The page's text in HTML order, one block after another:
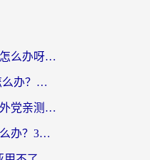
汽水到国外不能用了吗怎么办呀？海外党追剧看片的救星在这里！
音悦Tai在瑞典用不了怎么办？海外华人追剧听歌的实用指南
优酷境外地域限制？海外党亲测：这样看国内剧再也不卡（附3个实用场景解决）
香港西瓜视频看不了怎么办？3步解决海外追剧难题，附靠谱加速器推荐